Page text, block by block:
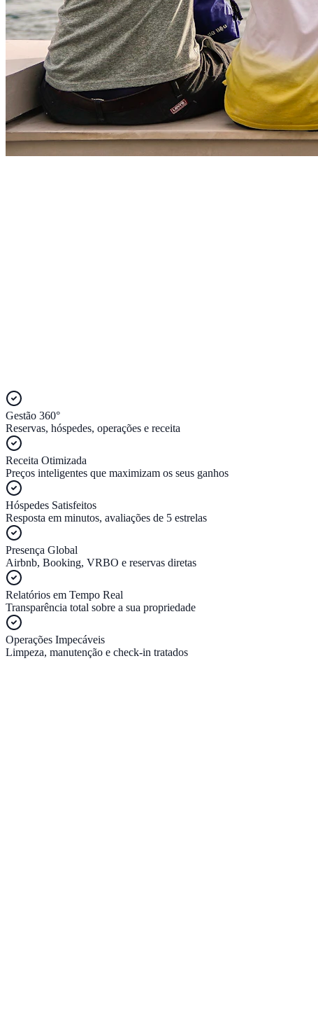
Gestão 360°
Reservas, hóspedes, operações e receita
Receita Otimizada
Preços inteligentes que maximizam os seus ganhos
Hóspedes Satisfeitos
Resposta em minutos, avaliações de 5 estrelas
Presença Global
Airbnb, Booking, VRBO e reservas diretas
Relatórios em Tempo Real
Transparência total sobre a sua propriedade
Operações Impecáveis
Limpeza, manutenção e check-in tratados